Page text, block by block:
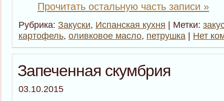
Прочитать остальную часть записи »
Рубрика: Закуски, Испанская кухня | Метки:
картофель, оливковое масло, петрушка | Нет
Запеченная скумбрия
03.10.2015